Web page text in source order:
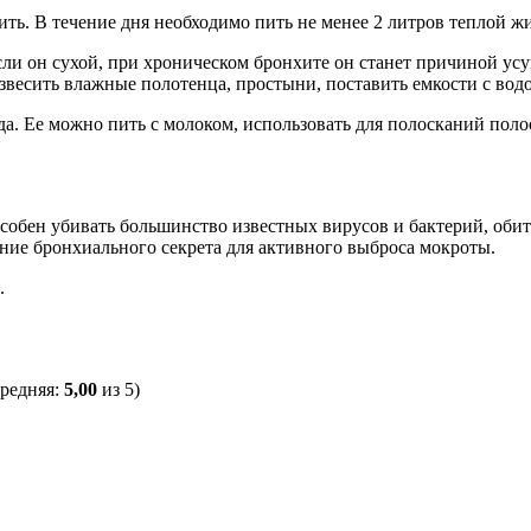
В течение дня необходимо пить не менее 2 литров теплой
он сухой, при хроническом бронхите он станет причиной
влажные полотенца, простыни, поставить емкости с
можно пить с молоком, использовать для полосканий
убивать большинство известных вирусов и бактерий,
бронхиального секрета для активного выброса мокроты.
5,00 из 5)